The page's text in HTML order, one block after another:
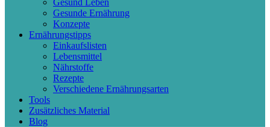
Gesund Leben
Gesunde Ernährung
Konzepte
Ernährungstipps
Einkaufslisten
Lebensmittel
Nährstoffe
Rezepte
Verschiedene Ernährungsarten
Tools
Zusätzliches Material
Blog